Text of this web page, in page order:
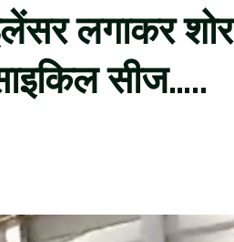
लगाकर शोर
सीज…..